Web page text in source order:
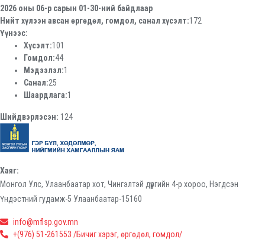
2026 оны 06-р сарын 01-30-ний байдлаар
Нийт хүлээн авсан өргөдөл, гомдол, санал хүсэлт:172
Үүнээс:
Хүсэлт:101
Гомдол:44
Мэдээлэл:1
Санал:25
Шаардлага:1
Шийдвэрлэсэн: 124
Хаяг:
Монгол Улс, Улаанбаатар хот, Чингэлтэй дүүргийн 4-р хороо, Нэгдсэн
Үндэстний гудамж-5 Улаанбаатар-15160
info@mflsp.gov.mn
+(976) 51-261553 /Бичиг хэрэг, өргөдөл, гомдол/